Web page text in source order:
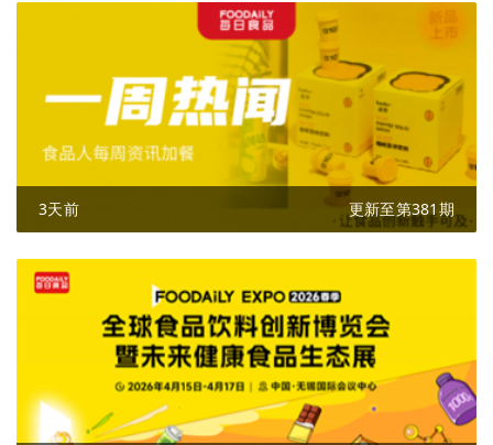
3天前 更新至第381期